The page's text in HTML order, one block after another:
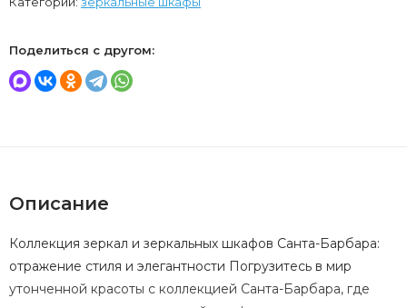
Поделиться с другом:
Описание
Коллекция зеркал и зеркальных шкафов Санта-Барбара:
отражение стиля и элегантности Погрузитесь в мир
утонченной красоты с коллекцией Санта-Барбара, где